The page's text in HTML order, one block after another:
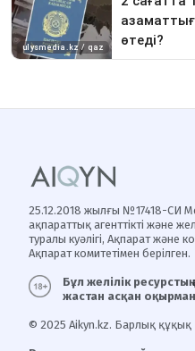
25.12.2018 жылғы №17418-СИ
ақпараттық агенттікті және
туралы куәлігі, Ақпарат және
Ақпарат комитетімен берілген.
Бұл желілік
жастан асқан
© 2025 Aikyn.kz. Барлық құқық